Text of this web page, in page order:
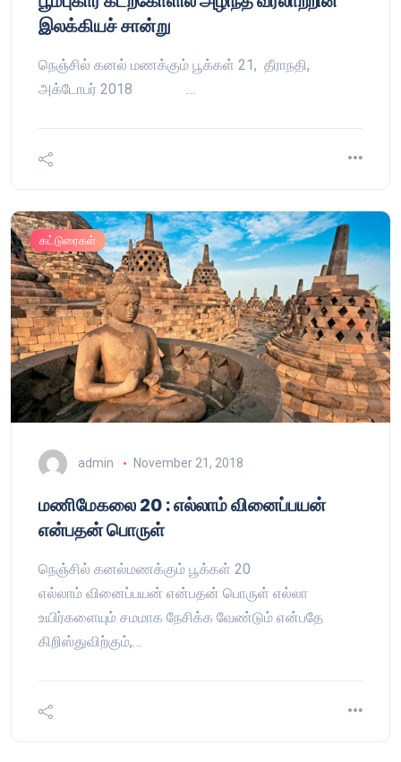
இலக்கியச் சான்று
நெஞ்சில் கனல் மணக்கும் பூக்கள் 21, தீராநதி,
அக்டோபர் 2018 …
கட்டுரைகள்
admin November 21, 2018
மணிமேகலை 20 : எல்லாம் வினைப்பயன்
என்பதன் பொருள்
நெஞ்சில் கனல்மணக்கும் பூக்கள் 20
எல்லாம் வினைப்பயன் என்பதன் பொருள் எல்லா
உயிர்களையும் சமமாக நேசிக்க வேண்டும் என்பதே
கிறிஸ்துவிற்கும்,…